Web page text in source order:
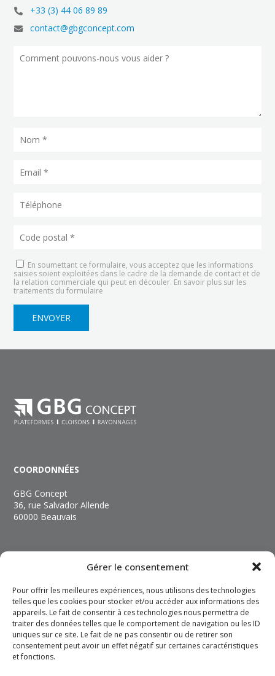
Gérer le consentement
Pour offrir les meilleures expériences, nous utilisons des technologies
telles que les cookies pour stocker et/ou accéder aux informations des
appareils. Le fait de consentir à ces technologies nous permettra de
traiter des données telles que le comportement de navigation ou les ID
uniques sur ce site. Le fait de ne pas consentir ou de retirer son
consentement peut avoir un effet négatif sur certaines caractéristiques
et fonctions.
 +33 (3) 44 06 89 89
 contact@gbgconcept.com
En soumettant ce formulaire, vous acceptez que les informations
saisies soient exploitées dans le cadre de la demande de contact et de
la relation commerciale qui peut en découler. En savoir plus sur les
traitements du formulaire
COORDONNÉES
GBG Concept
36, rue Salvador Allende
60000 Beauvais
contact@gbgconcept.com
INFOS
Mentions légales
Politique de confidentialité